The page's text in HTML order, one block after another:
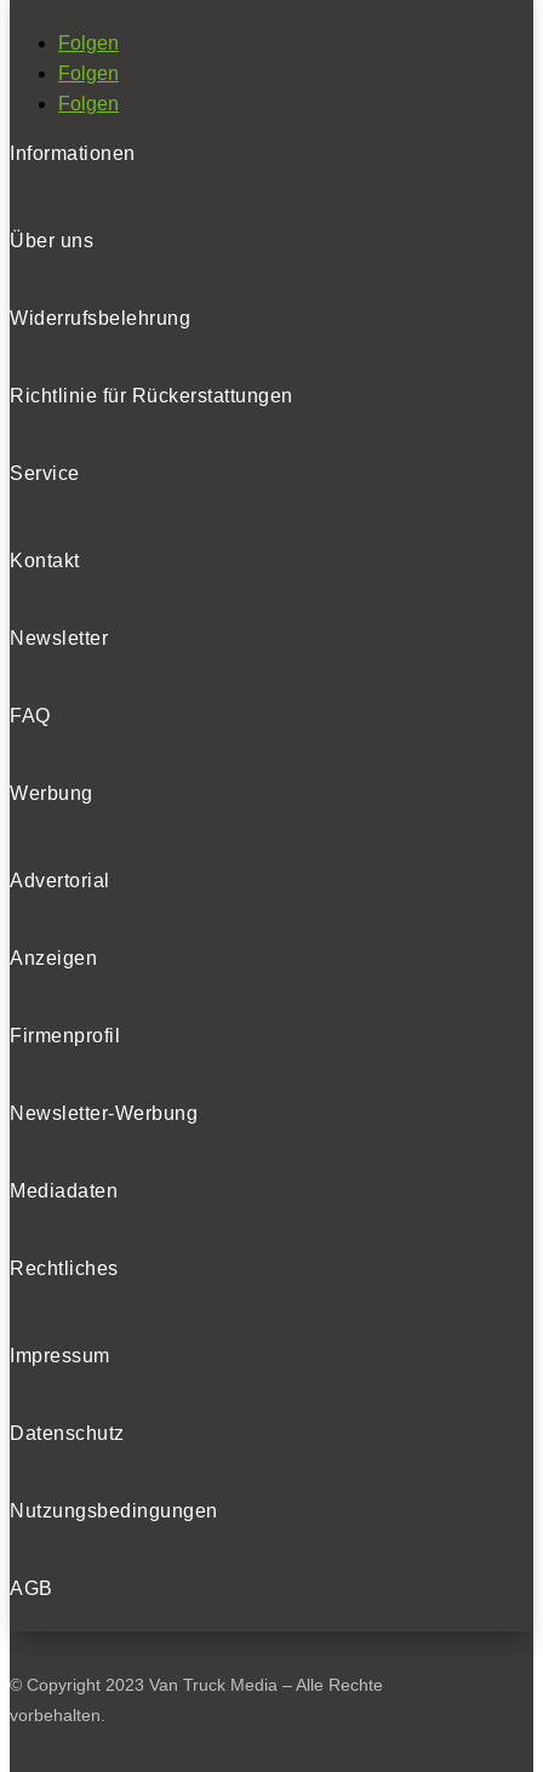
Folgen
Folgen
Folgen
Informationen
Über uns
Widerrufsbelehrung
Richtlinie für Rückerstattungen
Service
Kontakt
Newsletter
FAQ
Werbung
Advertorial
Anzeigen
Firmenprofil
Newsletter-Werbung
Mediadaten
Rechtliches
Impressum
Datenschutz
Nutzungsbedingungen
AGB
© Copyright 2023 Van Truck Media – Alle Rechte
vorbehalten.